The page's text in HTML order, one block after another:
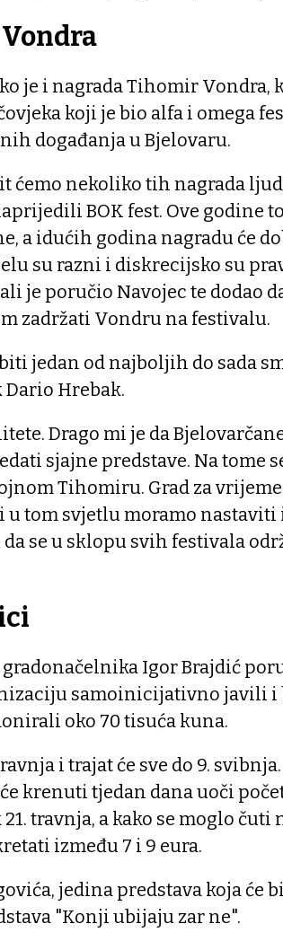
je i nagrada Tihomir Vondra,
koji je bio alfa i omega
događanja u Bjelovaru.
ćemo nekoliko tih nagrada
BOK fest. Ove godine
a idućih godina nagradu će
su razni i diskrecijsko su
je poručio Navojec te dodao
zadržati Vondru na festivalu.
jedan od najboljih do sada
Hrebak.
Drago mi je da
sjajne predstave. Na tome
Tihomiru. Grad za vrijeme
u tom svjetlu moramo nastaviti
se u sklopu svih festivala
Igor Brajdić
samoinicijativno javili
oko 70 tisuća kuna.
i trajat će sve do 9. svibnja.
krenuti tjedan dana uoči
travnja, a kako se moglo čuti
između 7 i 9 eura.
jedina predstava koja će
"Konji ubijaju zar ne".